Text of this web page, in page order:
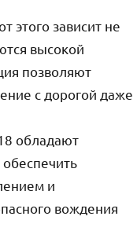
этого зависит не
высокой
позволяют
с дорогой даже
обладают
и
вождения